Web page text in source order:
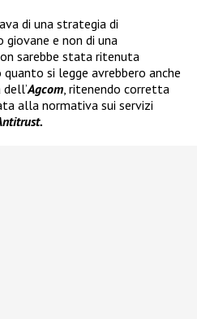
di una strategia di
e non di una
sarebbe stata ritenuta
si legge avrebbero anche
Agcom , ritenendo corretta
alla normativa sui servizi